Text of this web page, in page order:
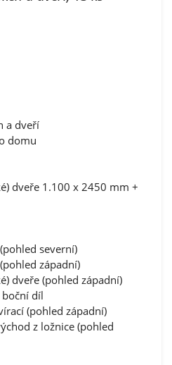
a dveří
domu
dveře 1.100 x 2450 mm +
severní)
západní)
dveře (pohled západní)
díl
(pohled západní)
z ložnice (pohled